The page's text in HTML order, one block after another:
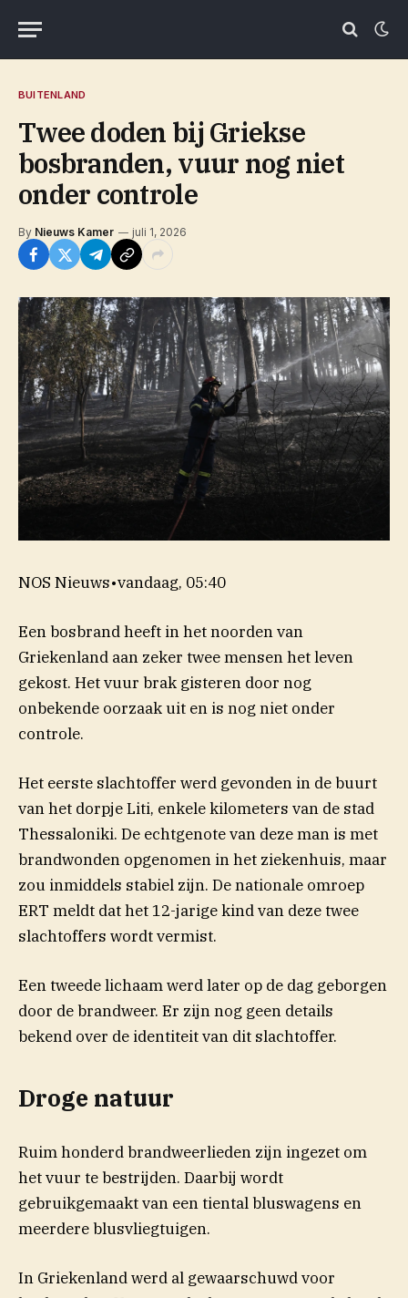
BUITENLAND
Twee doden bij Griekse
bosbranden, vuur nog niet
onder controle
By Nieuws Kamer juli 1, 2026
NOS Nieuws•vandaag, 05:40
Een bosbrand heeft in het noorden van
Griekenland aan zeker twee mensen het leven
gekost. Het vuur brak gisteren door nog
onbekende oorzaak uit en is nog niet onder
controle.
Het eerste slachtoffer werd gevonden in de buurt
van het dorpje Liti, enkele kilometers van de stad
Thessaloniki. De echtgenote van deze man is met
brandwonden opgenomen in het ziekenhuis, maar
zou inmiddels stabiel zijn. De nationale omroep
ERT meldt dat het 12-jarige kind van deze twee
slachtoffers wordt vermist.
Een tweede lichaam werd later op de dag geborgen
door de brandweer. Er zijn nog geen details
bekend over de identiteit van dit slachtoffer.
Droge natuur
Ruim honderd brandweerlieden zijn ingezet om
het vuur te bestrijden. Daarbij wordt
gebruikgemaakt van een tiental bluswagens en
meerdere blusvliegtuigen.
In Griekenland werd al gewaarschuwd voor